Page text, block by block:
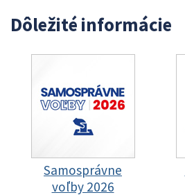
Dôležité informácie
Samosprávne
voľby 2026